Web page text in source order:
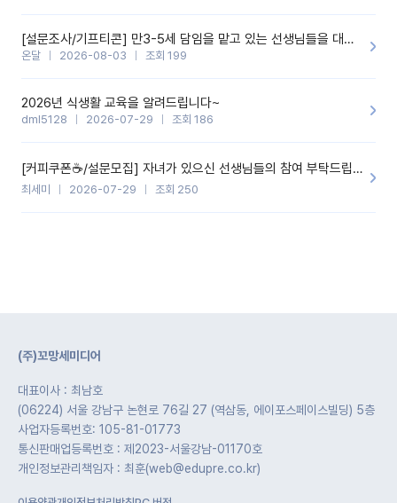
[설문조사/기프티콘] 만3-5세 담임을 맡고 있는 선생님들을 대상으로 설문조사를 합니다!
온달 2026-08-03 조회 199
2026년 식생활 교육을 알려드립니다~
dml5128 2026-07-29 조회 186
[커피쿠폰☕️/설문모집] 자녀가 있으신 선생님들의 참여 부탁드립니다!!
최세미 2026-07-29 조회 250
(주)꼬망세미디어
대표이사 : 최남호
(06224) 서울 강남구 논현로 76길 27 (역삼동, 에이포스페이스빌딩) 5층
사업자등록번호: 105-81-01773
통신판매업등록번호 : 제2023-서울강남-01170호
개인정보관리책임자 : 최훈(web@edupre.co.kr)